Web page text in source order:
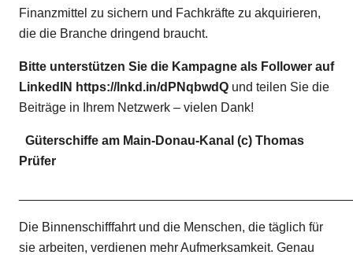
Finanzmittel zu sichern und Fachkräfte zu akquirieren,
die die Branche dringend braucht.
Bitte unterstützen Sie die Kampagne als Follower auf
LinkedIN https://lnkd.in/dPNqbwdQ und teilen Sie die
Beiträge in Ihrem Netzwerk – vielen Dank!
Güterschiffe am Main-Donau-Kanal (c) Thomas
Prüfer
Die Binnenschifffahrt und die Menschen, die täglich für
sie arbeiten, verdienen mehr Aufmerksamkeit. Genau